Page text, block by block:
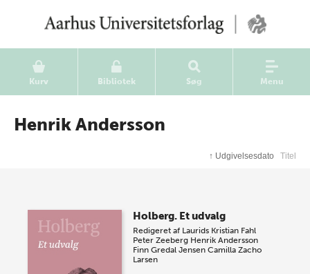
Kurv Bibliotek Søg Menu
Henrik Andersson
↑ Udgivelsesdato Titel
Holberg. Et udvalg
Redigeret af Laurids Kristian Fahl
Peter Zeeberg Henrik Andersson
Finn Gredal Jensen Camilla Zacho
Larsen